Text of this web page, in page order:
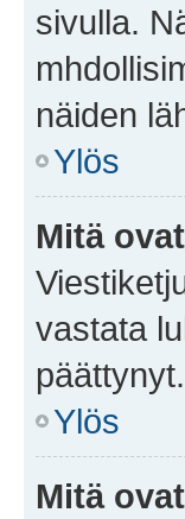
sivulla.
näiden
Ylös
Mitä
vastata
Ylös
Mitä